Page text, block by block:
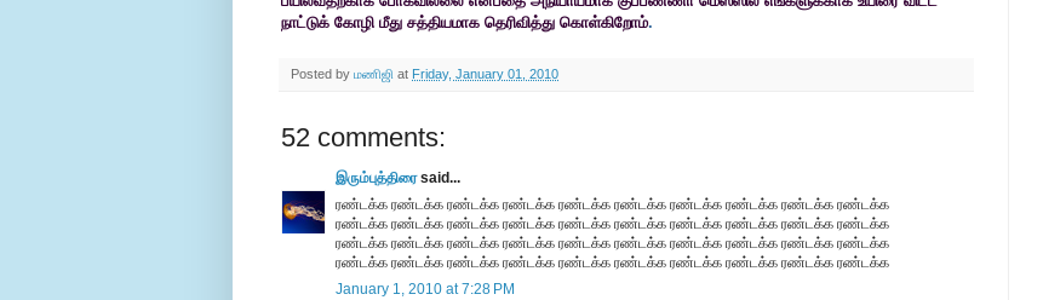
நாட்டுக் கோழி மீது சத்தியமாக தெரிவித்து கொள்கிறோம்.
Posted by மணிஜி at Friday, January 01, 2010
52 comments:
இரும்புத்திரைsaid...
ரண்டக்க ரண்டக்க ரண்டக்க ரண்டக்க ரண்டக்க ரண்டக்க ரண்டக்க ரண்டக்க ரண்டக்க ரண்டக்க
ரண்டக்க ரண்டக்க ரண்டக்க ரண்டக்க ரண்டக்க ரண்டக்க ரண்டக்க ரண்டக்க ரண்டக்க ரண்டக்க
ரண்டக்க ரண்டக்க ரண்டக்க ரண்டக்க ரண்டக்க ரண்டக்க ரண்டக்க ரண்டக்க ரண்டக்க ரண்டக்க
ரண்டக்க ரண்டக்க ரண்டக்க ரண்டக்க ரண்டக்க ரண்டக்க ரண்டக்க ரண்டக்க ரண்டக்க ரண்டக்க
January 1, 2010 at 7:28 PM